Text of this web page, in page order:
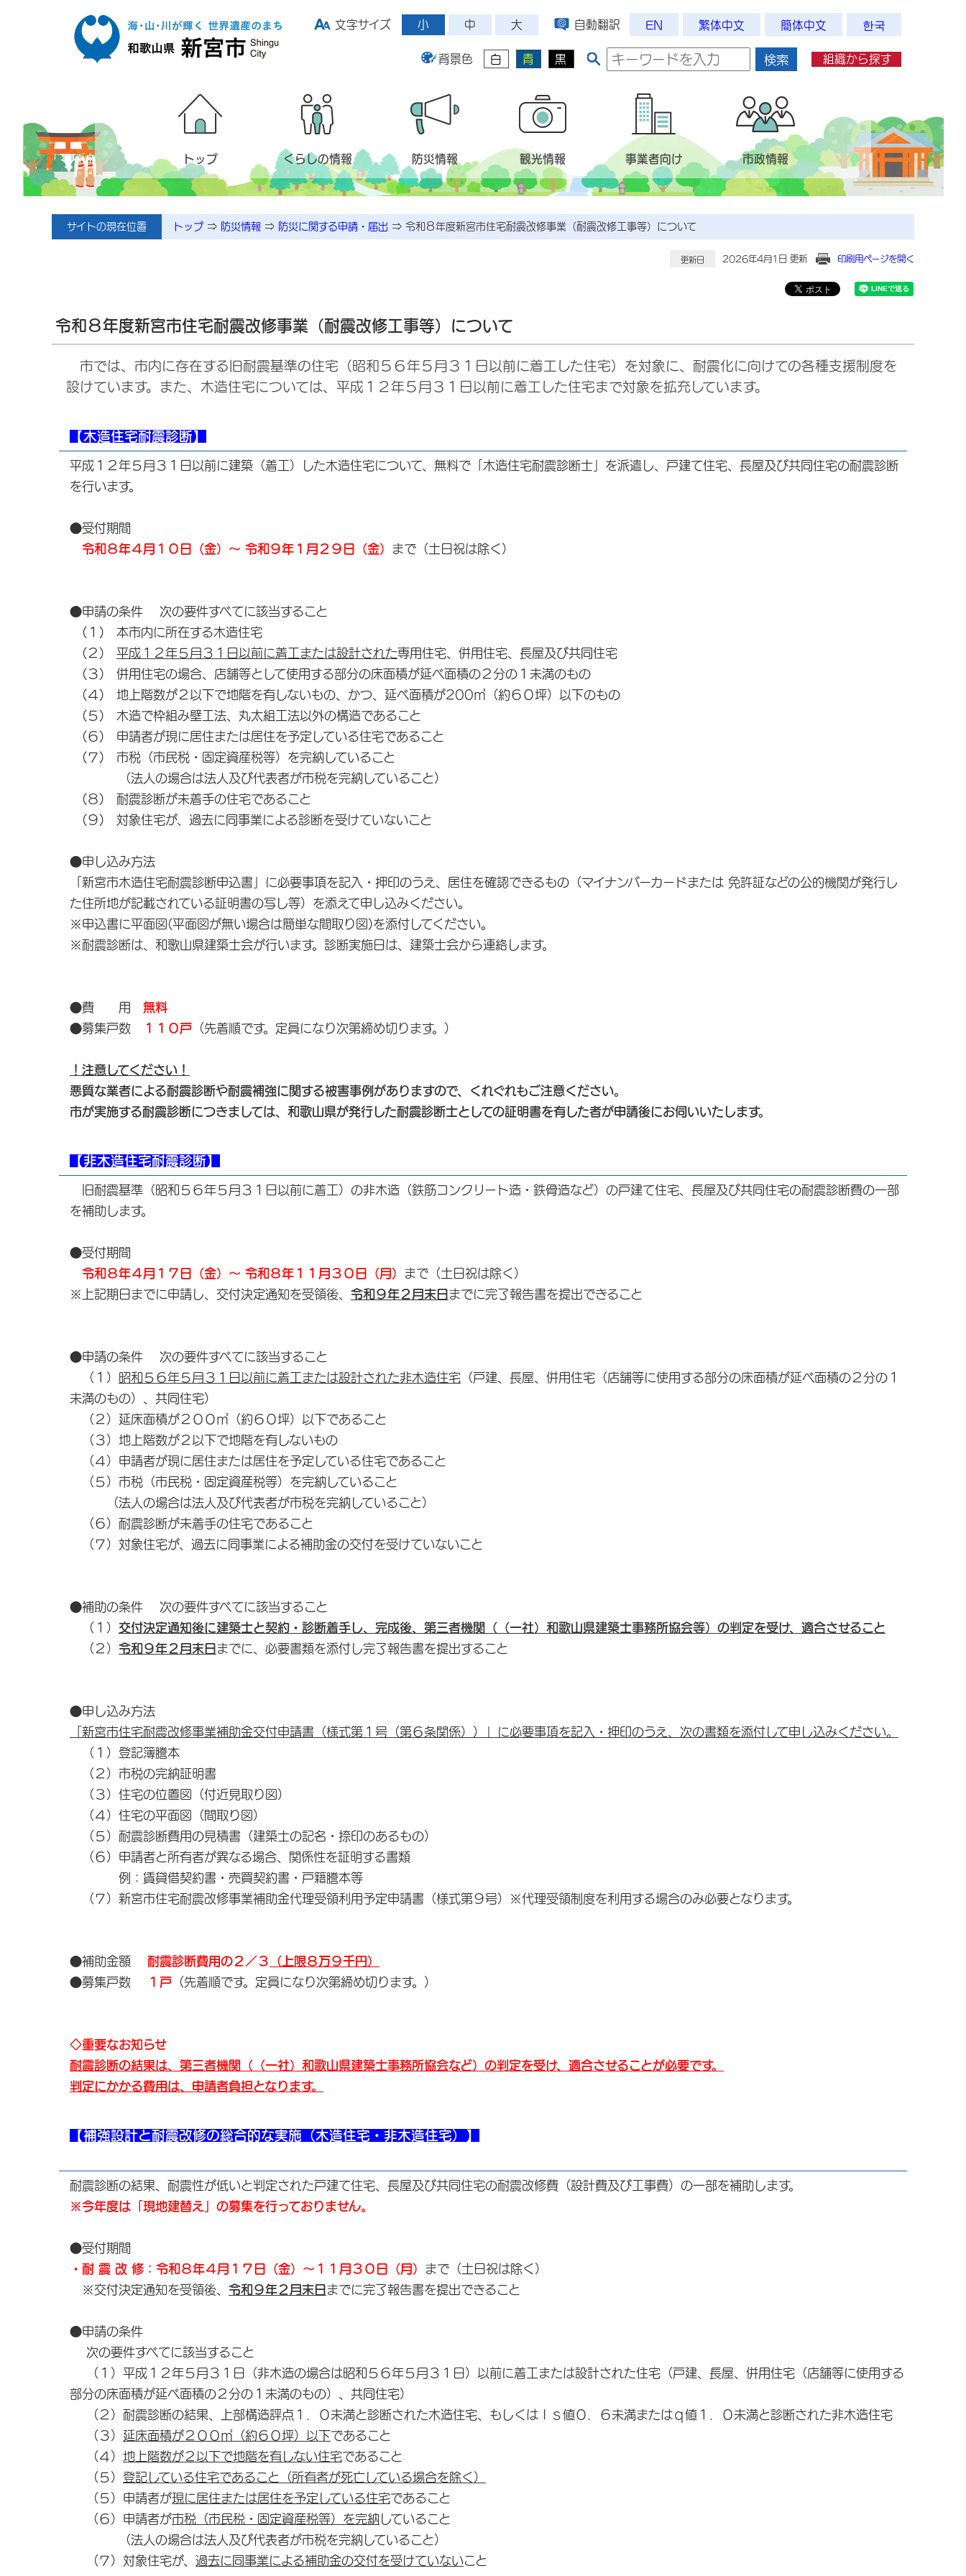
文字サイズ
小 中 大 自動翻訳 EN 繁体中文 簡体中文 한국
背景色 白 青 黒 検索 組織から探す
トップ くらしの情報 防災情報 観光情報 事業者向け 市政情報
サイトの現在位置 トップ ⇒ 防災情報 ⇒ 防災に関する申請・届出 ⇒ 令和８年度新宮市住宅耐震改修事業（耐震改修工事等）について
更新日 2026年4月1日 更新 印刷用ページを開く
令和８年度新宮市住宅耐震改修事業（耐震改修工事等）について
市では、市内に存在する旧耐震基準の住宅（昭和５６年５月３１日以前に着工した住宅）を対象に、耐震化に向けての各種支援制度を
設けています。また、木造住宅については、平成１２年５月３１日以前に着工した住宅まで対象を拡充しています。
【木造住宅耐震診断】
平成１２年５月３１日以前に建築（着工）した木造住宅について、無料で「木造住宅耐震診断士」を派遣し、戸建て住宅、長屋及び共同住宅の耐震診断
を行います。
●受付期間
令和８年４月１０日（金）～ 令和９年１月２９日（金） まで（土日祝は除く）
●申請の条件 次の要件すべてに該当すること
(１) 本市内に所在する木造住宅
(２) 平成１２年５月３１日以前に着工または設計された専用住宅、併用住宅、長屋及び共同住宅
(３) 併用住宅の場合、店舗等として使用する部分の床面積が延べ面積の２分の１未満のもの
(４) 地上階数が２以下で地階を有しないもの、かつ、延べ面積が200㎡（約６０坪）以下のもの
(５) 木造で枠組み壁工法、丸太組工法以外の構造であること
(６) 申請者が現に居住または居住を予定している住宅であること
(７) 市税（市民税・固定資産税等）を完納していること
（法人の場合は法人及び代表者が市税を完納していること）
(８) 耐震診断が未着手の住宅であること
(９) 対象住宅が、過去に同事業による診断を受けていないこと
●申し込み方法
「新宮市木造住宅耐震診断申込書」に必要事項を記入・押印のうえ、居住を確認できるもの（マイナンバーカードまたは 免許証などの公的機関が発行し
た住所地が記載されている証明書の写し等）を添えて申し込みください。
※申込書に平面図(平面図が無い場合は簡単な間取り図)を添付してください。
※耐震診断は、和歌山県建築士会が行います。診断実施日は、建築士会から連絡します。
●費 用 無料
●募集戸数
１１０戸 （先着順です。定員になり次第締め切ります。）
！注意してください！
悪質な業者による耐震診断や耐震補強に関する被害事例がありますので、くれぐれもご注意ください。
市が実施する耐震診断につきましては、和歌山県が発行した耐震診断士としての証明書を有した者が申請後にお伺いいたします。
【非木造住宅耐震診断】
旧耐震基準（昭和５６年５月３１日以前に着工）の非木造（鉄筋コンクリート造・鉄骨造など）の戸建て住宅、長屋及び共同住宅の耐震診断費の一部
を補助します。
●受付期間
令和８年４月１７日（金）～ 令和８年１１月３０日（月） まで（土日祝は除く）
※上記期日までに申請し、交付決定通知を受領後、 令和９年２月末日 までに完了報告書を提出できること
●申請の条件 次の要件すべてに該当すること
（１）
昭和５６年５月３１日以前に着工または設計された非木造住宅 （戸建、長屋、併用住宅（店舗等に使用する部分の床面積が延べ面積の２分の１
未満のもの）、共同住宅）
（２）延床面積が２００㎡（約６０坪）以下であること
（３）地上階数が２以下で地階を有しないもの
（４）申請者が現に居住または居住を予定している住宅であること
（５）市税（市民税・固定資産税等）を完納していること
（法人の場合は法人及び代表者が市税を完納していること）
（６）耐震診断が未着手の住宅であること
（７）対象住宅が、過去に同事業による補助金の交付を受けていないこと
●補助の条件 次の要件すべてに該当すること
（１） 交付決定通知後に建築士と契約・診断着手し、完成後、第三者機関（（一社）和歌山県建築士事務所協会等） の判定を受け、適合させること
（２） 令和９年２月末日 までに、必要書類を添付し完了報告書を提出すること
●申し込み方法
「新宮市住宅耐震改修事業補助金交付申請書（様式第１号（第６条関係））」に必要事項を記入・押印のうえ、次の書類を添付して申し込みください。
（１）登記簿謄本
（２）市税の完納証明書
（３）住宅の位置図（付近見取り図）
（４）住宅の平面図（間取り図）
（５）耐震診断費用の見積書（建築士の記名・捺印のあるもの）
（６）申請者と所有者が異なる場合、関係性を証明する書類
例：賃貸借契約書・売買契約書・戸籍謄本等
（７）新宮市住宅耐震改修事業補助金代理受領利用予定申請書（様式第９号）※代理受領制度を利用する場合のみ必要となります。
●補助金額 耐震診断費用の２／３
（上限８万９千円）
●募集戸数
１戸 （先着順です。定員になり次第締め切ります。）
◇重要なお知らせ
耐震診断の結果は、第三者機関（（一社）和歌山県建築士事務所協会など）の判定を受け、適合させることが必要です。
判定にかかる費用は、申請者負担となります。
【補強設計と耐震改修の総合的な実施（木造住宅・非木造住宅）】
耐震診断の結果、耐震性が低いと判定された戸建て住宅、長屋及び共同住宅の耐震改修費（設計費及び工事費）の一部を補助します。
※今年度は「現地建替え」の募集を行っておりません。
●受付期間
・耐 震 改 修：令和８年４月１７日（金）～１１月３０日（月） まで（土日祝は除く）
※交付決定通知を受領後、 令和９年２月末日 までに完了報告書を提出できること
●申請の条件
次の要件すべてに該当すること
（１）平成１２年５月３１日（非木造の場合は昭和５６年５月３１日）以前に着工または設計された住宅（戸建、長屋、併用住宅（店舗等に使用する
部分の床面積が延べ面積の２分の１未満のもの）、共同住宅）
（２）耐震診断の結果、上部構造評点１．０未満と診断された木造住宅、もしくはＩｓ値０．６未満またはｑ値１．０未満と診断された非木造住宅
（３） 延床面積が２００㎡（約６０坪）以下であること
（４） 地上階数が２以下で地階を有しない住宅であること
（５） 登記している住宅であること（所有者が死亡している場合を除く）
（５）申請者が現に居住または居住を予定している住宅であること
（６）申請者が市税（市民税・固定資産税等）を完納 していること
（法人の場合は法人及び代表者が市税を完納していること）
（７）対象住宅が、 過去に同事業による補助金の交付を受けていないこと